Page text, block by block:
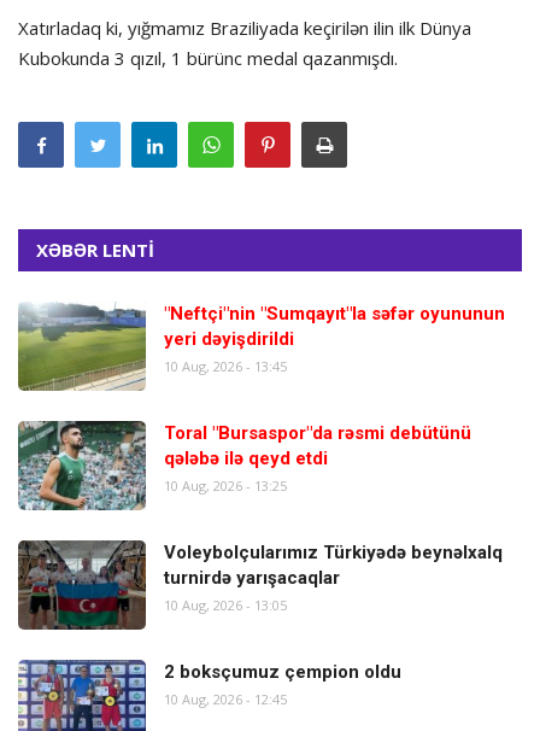
Xatırladaq ki, yığmamız Braziliyada keçirilən ilin ilk Dünya
Kubokunda 3 qızıl, 1 bürünc medal qazanmışdı.
XƏBƏR LENTİ
"Neftçi"nin "Sumqayıt"la səfər oyununun
yeri dəyişdirildi
10 Aug, 2026 - 13:45
Toral "Bursaspor"da rəsmi debütünü
qələbə ilə qeyd etdi
10 Aug, 2026 - 13:25
Voleybolçularımız Türkiyədə beynəlxalq
turnirdə yarışacaqlar
10 Aug, 2026 - 13:05
2 boksçumuz çempion oldu
10 Aug, 2026 - 12:45